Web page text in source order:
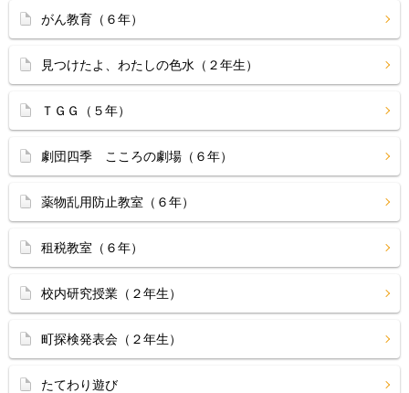
がん教育（６年）
見つけたよ、わたしの色水（２年生）
ＴＧＧ（５年）
劇団四季 こころの劇場（６年）
薬物乱用防止教室（６年）
租税教室（６年）
校内研究授業（２年生）
町探検発表会（２年生）
たてわり遊び